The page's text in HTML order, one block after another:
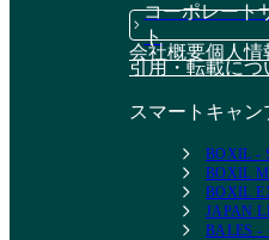
コーポレート
ト
会社概要個人情
引用・転載につ
スマートキャ
BOXIL -
BOXIL
BOXIL
JAPAN
BALES -